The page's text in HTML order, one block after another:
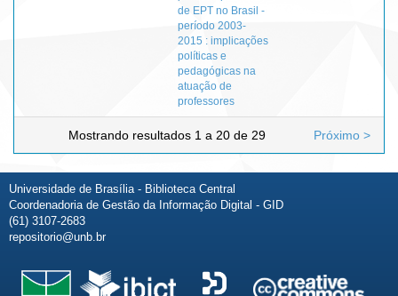
de EPT no Brasil -
período 2003-
2015 : implicações
políticas e
pedagógicas na
atuação de
professores
Mostrando resultados 1 a 20 de 29 Próximo >
Universidade de Brasília - Biblioteca Central
Coordenadoria de Gestão da Informação Digital - GID
(61) 3107-2683
repositorio@unb.br